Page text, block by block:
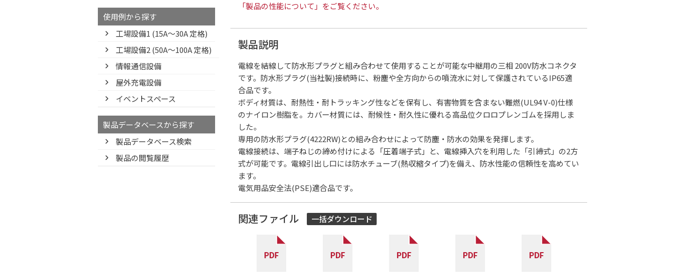
使用例から探す
工場設備1 (15A〜30A 定格)
工場設備2 (50A〜100A 定格)
情報通信設備
屋外充電設備
イベントスペース
製品データベースから探す
製品データベース検索
製品の閲覧履歴
「製品の性能について」をご覧ください。
製品説明
電線を結線して防水形プラグと組み合わせて使用することが可能な中継用の三相 200V防水コネクタ
です。防水形プラグ(当社製)接続時に、粉塵や全方向からの噴流水に対して保護されているIP65適
合品です。
ボディ材質は、耐熱性・耐トラッキング性などを保有し、有害物質を含まない難燃(UL94 V-0)仕様
のナイロン樹脂を。カバー材質には、耐候性・耐久性に優れる高品位クロロプレンゴムを採用しま
した。
専用の防水形プラグ(4222RW)との組み合わせによって防塵・防水の効果を発揮します。
電線接続は、端子ねじの締め付けによる「圧着端子式」と、電線挿入穴を利用した「引締式」の2方
式が可能です。電線引出し口には防水チューブ(熱収縮タイプ)を備え、防水性能の信頼性を高めてい
ます。
電気用品安全法(PSE)適合品です。
関連ファイル 一括ダウンロード